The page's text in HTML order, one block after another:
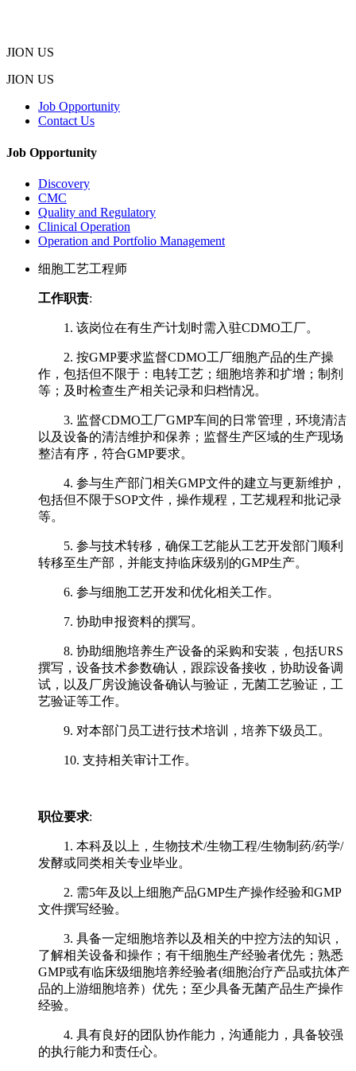
JION US
JION US
Job Opportunity
Contact Us
Job Opportunity
Discovery
CMC
Quality and Regulatory
Clinical Operation
Operation and Portfolio Management
细胞工艺工程师
工作职责:
1. 该岗位在有生产计划时需入驻CDMO工厂。
2. 按GMP要求监督CDMO工厂细胞产品的生产操
作，包括但不限于：电转工艺；细胞培养和扩增；制剂
等；及时检查生产相关记录和归档情况。
3. 监督CDMO工厂GMP车间的日常管理，环境清洁
以及设备的清洁维护和保养；监督生产区域的生产现场
整洁有序，符合GMP要求。
4. 参与生产部门相关GMP文件的建立与更新维护，
包括但不限于SOP文件，操作规程，工艺规程和批记录
等。
5. 参与技术转移，确保工艺能从工艺开发部门顺利
转移至生产部，并能支持临床级别的GMP生产。
6. 参与细胞工艺开发和优化相关工作。
7. 协助申报资料的撰写。
8. 协助细胞培养生产设备的采购和安装，包括URS
撰写，设备技术参数确认，跟踪设备接收，协助设备调
试，以及厂房设施设备确认与验证，无菌工艺验证，工
艺验证等工作。
9. 对本部门员工进行技术培训，培养下级员工。
10. 支持相关审计工作。
职位要求:
1. 本科及以上，生物技术/生物工程/生物制药/药学/
发酵或同类相关专业毕业。
2. 需5年及以上细胞产品GMP生产操作经验和GMP
文件撰写经验。
3. 具备一定细胞培养以及相关的中控方法的知识，
了解相关设备和操作；有干细胞生产经验者优先；熟悉
GMP或有临床级细胞培养经验者(细胞治疗产品或抗体产
品的上游细胞培养）优先；至少具备无菌产品生产操作
经验。
4. 具有良好的团队协作能力，沟通能力，具备较强
的执行能力和责任心。